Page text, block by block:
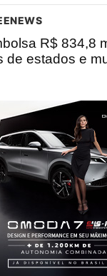
R$ 834,8
de estados e